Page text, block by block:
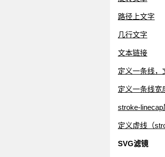
路径上文字
几行文字
文本链接
定义一条线，
定义一条线宽
stroke-linecap
定义虚线（
SVG滤镜